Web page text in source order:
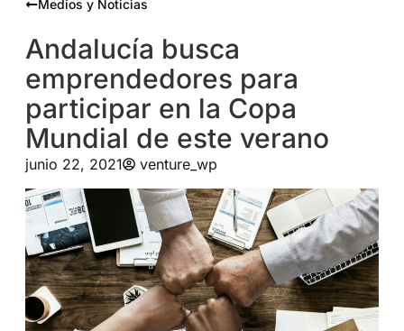
Medios y Noticias
Andalucía busca
emprendedores para
participar en la Copa
Mundial de este verano
junio 22, 2021 venture_wp